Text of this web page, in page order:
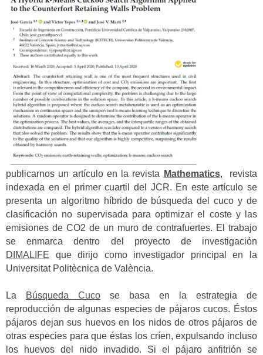
publicarnos un artículo en la revista Mathematics, revista
indexada en el primer cuartil del JCR. En este artículo se
presenta un algoritmo híbrido de búsqueda del cuco y de
clasificación no supervisada para optimizar el coste y las
emisiones de CO2 de un muro de contrafuertes. El trabajo
se enmarca dentro del proyecto de investigación
DIMALIFE que dirijo como investigador principal en la
Universitat Politècnica de València.
La Búsqueda Cuco se basa en la estrategia de
reproducción de algunas especies de pájaros cucos. Éstos
pájaros dejan sus huevos en los nidos de otros pájaros de
otras especies para que éstas los críen, expulsando incluso
los huevos del nido invadido. Si el pájaro anfitrión se